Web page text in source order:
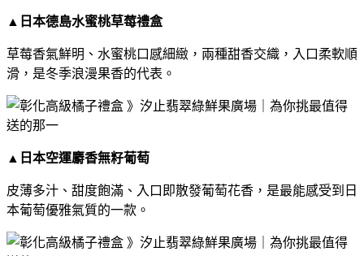
▲ 日本德島水蜜桃草莓禮盒
草莓香氣鮮明、水蜜桃口感細緻，兩種甜香交織，入口柔軟順
滑，是冬季浪漫果香的代表。
▲ 日本空運麝香無籽葡萄
皮薄多汁、甜度飽滿、入口即散發葡萄花香，是最能感受到日
本葡萄優雅氣質的一款。